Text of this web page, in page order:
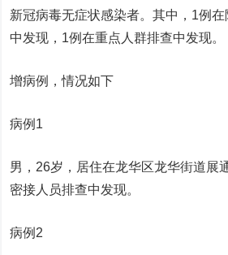
新冠病毒无症状感染者。其中，1例
中发现，1例在重点人群排查中发现。
增病例，情况如下
病例1
男，26岁，居住在龙华区龙华街道展
密接人员排查中发现。
病例2